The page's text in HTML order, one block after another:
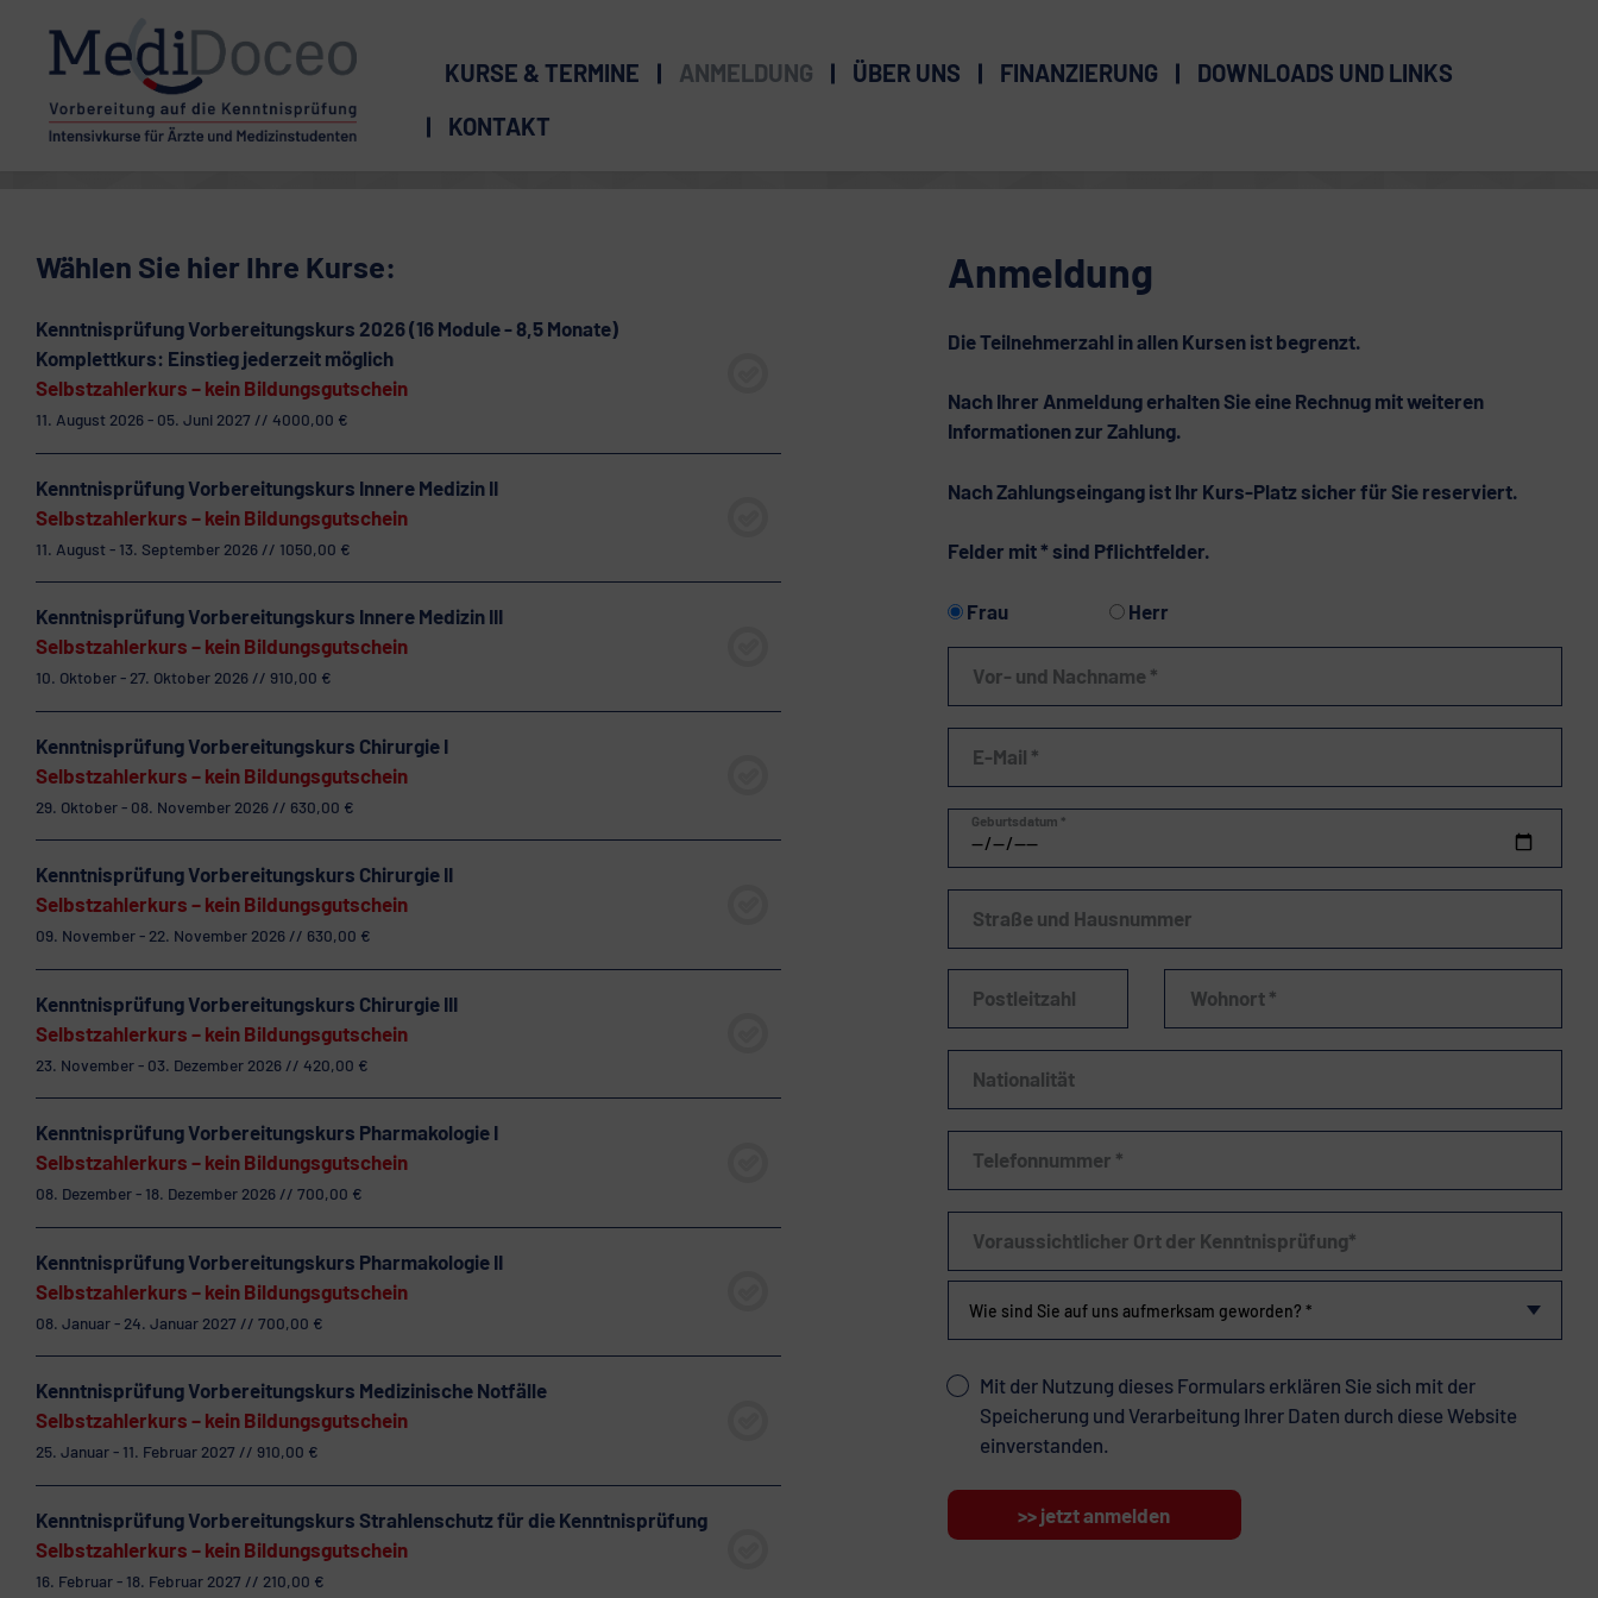
KURSE & TERMINE ANMELDUNG ÜBER UNS FINANZIERUNG
DOWNLOADS UND LINKS
KONTAKT
Anmeldung
Die Teilnehmerzahl in allen Kursen ist begrenzt.
Nach Ihrer Anmeldung erhalten Sie eine Rechnug mit weiteren
Informationen zur Zahlung.
Nach Zahlungseingang ist Ihr Kurs-Platz sicher für Sie reserviert.
Felder mit * sind Pflichtfelder.
Frau Herr
Vor- und Nachname *
E-Mail *
Geburtsdatum *
Bitte lasse dieses Feld leer.
Straße und Hausnummer
Postleitzahl Wohnort *
Nationalität
Telefonnummer *
Voraussichtlicher Ort der Kenntnisprüfung*
Mit der Nutzung dieses Formulars erklären Sie sich mit der
Speicherung und Verarbeitung Ihrer Daten durch diese Website
einverstanden.
Wählen Sie hier Ihre Kurse:
Kenntnisprüfung Vorbereitungskurs 2026 (16 Module - 8,5 Monate)
Komplettkurs: Einstieg jederzeit möglich
Selbstzahlerkurs – kein Bildungsgutschein
11. August 2026 - 05. Juni 2027 // 4000,00 €
Kenntnisprüfung Vorbereitungskurs Innere Medizin II
Selbstzahlerkurs – kein Bildungsgutschein
11. August - 13. September 2026 // 1050,00 €
Kenntnisprüfung Vorbereitungskurs Innere Medizin III
Selbstzahlerkurs – kein Bildungsgutschein
10. Oktober - 27. Oktober 2026 // 910,00 €
Kenntnisprüfung Vorbereitungskurs Chirurgie I
Selbstzahlerkurs – kein Bildungsgutschein
29. Oktober - 08. November 2026 // 630,00 €
Kenntnisprüfung Vorbereitungskurs Chirurgie II
Selbstzahlerkurs – kein Bildungsgutschein
09. November - 22. November 2026 // 630,00 €
Kenntnisprüfung Vorbereitungskurs Chirurgie III
Selbstzahlerkurs – kein Bildungsgutschein
23. November - 03. Dezember 2026 // 420,00 €
Kenntnisprüfung Vorbereitungskurs Pharmakologie I
Selbstzahlerkurs – kein Bildungsgutschein
08. Dezember - 18. Dezember 2026 // 700,00 €
Kenntnisprüfung Vorbereitungskurs Pharmakologie II
Selbstzahlerkurs – kein Bildungsgutschein
08. Januar - 24. Januar 2027 // 700,00 €
Kenntnisprüfung Vorbereitungskurs Medizinische Notfälle
Selbstzahlerkurs – kein Bildungsgutschein
25. Januar - 11. Februar 2027 // 910,00 €
Kenntnisprüfung Vorbereitungskurs Strahlenschutz für die Kenntnisprüfung
Selbstzahlerkurs – kein Bildungsgutschein
16. Februar - 18. Februar 2027 // 210,00 €